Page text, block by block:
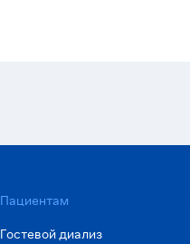
Пациентам
Гостевой диализ